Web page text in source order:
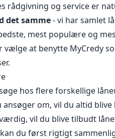
rådgivning og service er
det samme- vi har samlet
mest populære og
vælge at benytte MyCredy
hos flere forskellige
ansøger om, vil du altid
vil du blive tilbudt
du først rigtigt